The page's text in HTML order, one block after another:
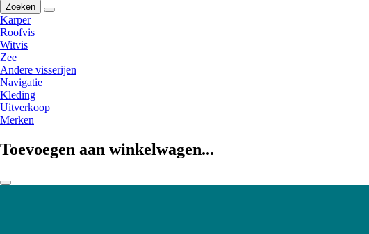
Zoeken
Karper
Roofvis
Witvis
Zee
Andere visserijen
Navigatie
Kleding
Uitverkoop
Merken
Toevoegen aan winkelwagen...